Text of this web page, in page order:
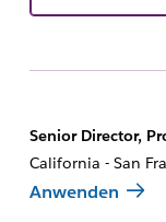
Senior Director,
California - San
Anwenden